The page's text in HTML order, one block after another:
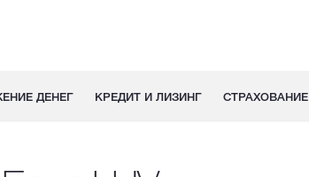
ДЕНЕГ КРЕДИТ И ЛИЗИНГ СТРАХОВАНИЕ